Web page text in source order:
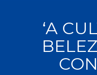
Administração,
Astrologia
PROMOÇÕES
‘A